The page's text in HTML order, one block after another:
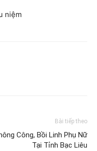
niệm​
Bài tiếp theo
Công, Bồi Linh Phụ Nữ
Tại Tỉnh Bạc Liêu